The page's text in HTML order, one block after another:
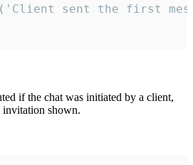
sent the first
if the chat was initiated by a client,
invitation shown.